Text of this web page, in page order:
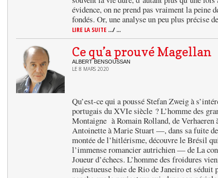
évidence, on ne prend pas vraiment la peine
fondés. Or, une analyse un peu plus précise
LIRE LA SUITE .../ ...
Ce qu’a prouvé Magellan
ALBERT BENSOUSSAN
LE 8 MARS 2020
Qu’est-ce qui a poussé Stefan Zweig à
portugais du XVIe siècle ? L’homme des
Montaigne à Romain Rolland, de Verhaeren
Antoinette à Marie Stuart —, dans sa fuite
montée de l’hitlérisme, découvre le Brésil
l’immense romancier autrichien — de La
Joueur d’échecs. L’homme des froidures
majestueuse baie de Rio de Janeiro et séduit